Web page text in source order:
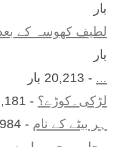
بار
لطیف کھوسہ کے بعد
بار
- 20,213 بار
لڑکی۔کوڑے؟ - 20,181 بار
ہر بيٹے کے نام - 19,984 بار